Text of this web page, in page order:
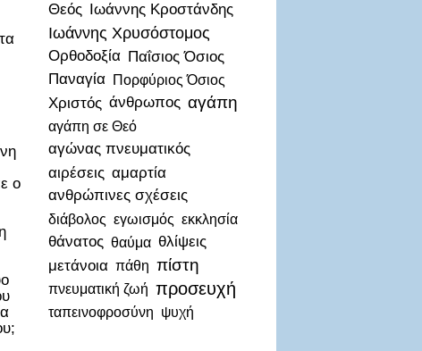
ο
Θεός Ιωάννης Κροστάνδης
Ιωάννης Χρυσόστομος
Ορθοδοξία Παΐσιος Όσιος
Παναγία Πορφύριος Όσιος
Χριστός άνθρωπος αγάπη
αγάπη σε Θεό
αγώνας πνευματικός
αιρέσεις αμαρτία
ανθρώπινες σχέσεις
διάβολος εγωισμός εκκλησία
θάνατος θαύμα θλίψεις
μετάνοια πάθη πίστη
πνευματική ζωή προσευχή
ταπεινοφροσύνη ψυχή